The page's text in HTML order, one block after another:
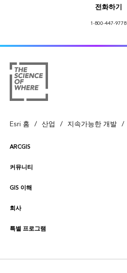
전화하기
1-800-447-9778
Esri 홈 / 산업 / 지속가능한 개발 /
ARCGIS
ArcGIS Overview
매핑
ArcGIS Online
커뮤니티
Esri 커뮤니티
ArcGIS Blog
사용자 리서치 및 테스트
GIS 이해
GIS란?
로케이션 인텔리전스
교육
회사
Esri 정보
특별 프로그램